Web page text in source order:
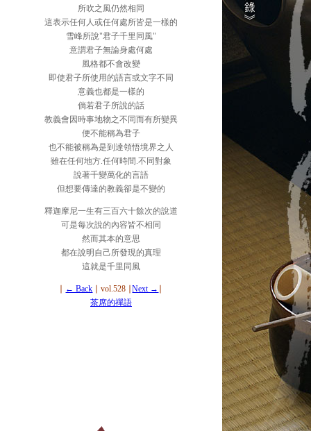
所吹之風仍然相同
這表示任何人或任何處所皆是一樣的
雪峰所說"君子千里同風"
意謂君子無論身處何處
風格都不會改變
即使君子所使用的語言或文字不同
意義也都是一樣的
倘若君子所說的話
教義會因時事地物之不同而有所變異
便不能稱為君子
也不能被稱為是到達領悟境界之人
雖在任何地方.任何時間.不同對象
說著千變萬化的言語
但想要傳達的教義卻是不變的
釋迦摩尼一生有三百六十餘次的說道
可是每次說的內容皆不相同
然而其本的意思
都在說明自己所發現的真理
這就是千里同風
← Back ∣ vol.528 ∣Next →
茶席的禪語